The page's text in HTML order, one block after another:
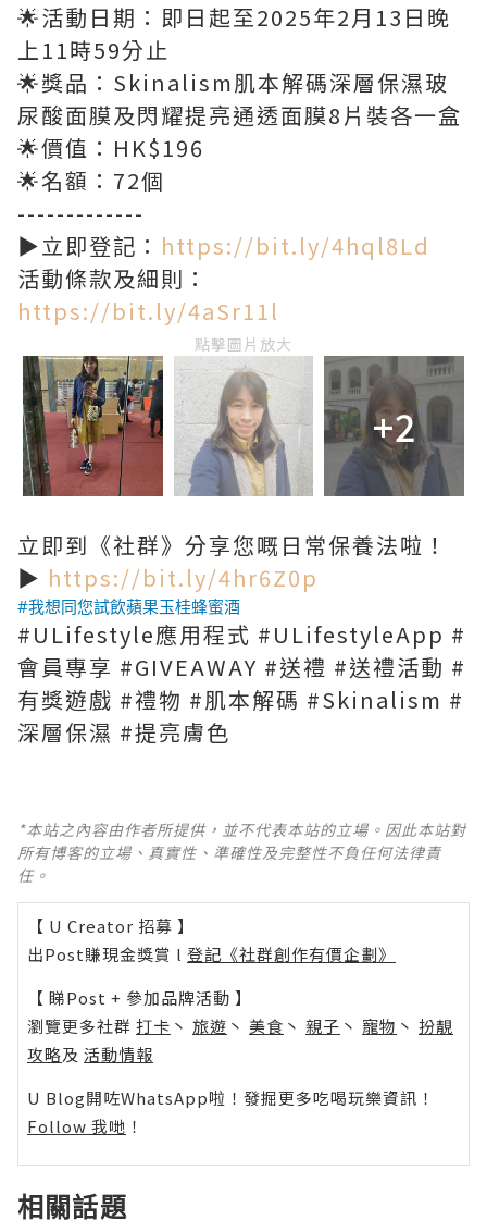
🌟活動日期：即日起至2025年2月13日晚
上11時59分止
🌟獎品：Skinalism肌本解碼深層保濕玻
尿酸面膜及閃耀提亮通透面膜8片裝各一盒
🌟價值：HK$196
🌟名額：72個
-------------
▶️立即登記： https://bit.ly/4hql8Ld
活動條款及細則：
https://bit.ly/4aSr11l
點擊圖片放大
+2
立即到《社群》分享您嘅日常保養法啦！
▶ https://bit.ly/4hr6Z0p
#我想同您試飲蘋果玉桂蜂蜜酒
#ULifestyle應用程式 #ULifestyleApp #
會員專享 #GIVEAWAY #送禮 #送禮活動 #
有獎遊戲 #禮物 #肌本解碼 #Skinalism #
深層保濕 #提亮膚色
*本站之內容由作者所提供，並不代表本站的立場。因此本站對
所有博客的立場、真實性、準確性及完整性不負任何法律責
任。
【 U Creator 招募 】
出Post賺現金獎賞 l 登記《社群創作有價企劃》
【 睇Post + 參加品牌活動 】
瀏覽更多社群 打卡 丶 旅遊 丶 美食 丶 親子 丶 寵物 丶 扮靚
攻略及 活動情報
U Blog開咗WhatsApp啦！發掘更多吃喝玩樂資訊！
Follow 我哋 ！
相關話題